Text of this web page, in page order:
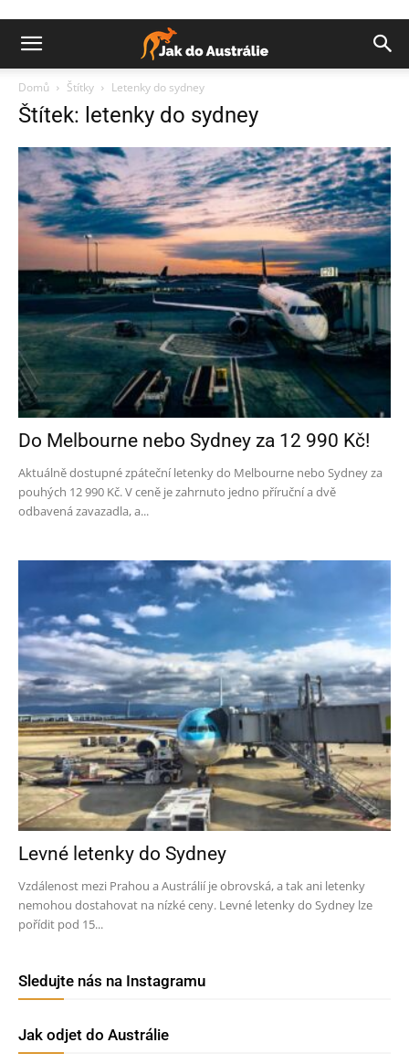
Domů Štítky Letenky do sydney
Štítek: letenky do sydney
Do Melbourne nebo Sydney za 12 990 Kč!
Aktuálně dostupné zpáteční letenky do Melbourne nebo Sydney za
pouhých 12 990 Kč. V ceně je zahrnuto jedno příruční a dvě
odbavená zavazadla, a...
Levné letenky do Sydney
Vzdálenost mezi Prahou a Austrálií je obrovská, a tak ani letenky
nemohou dostahovat na nízké ceny. Levné letenky do Sydney lze
pořídit pod 15...
Sledujte nás na Instagramu
Jak odjet do Austrálie